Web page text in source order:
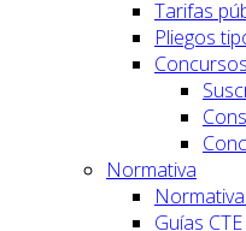
Tarifas
Pliegos
Concursos
Normativa
Guías CTE